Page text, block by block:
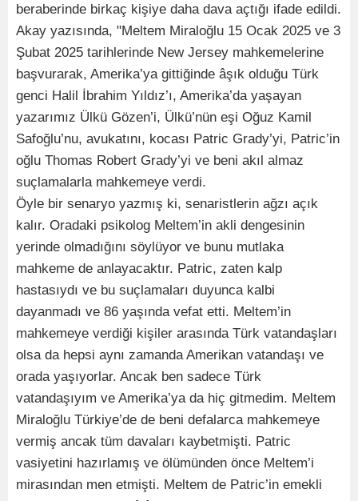
beraberinde birkaç kişiye daha dava açtığı ifade edildi.
Akay yazısında, "Meltem Miraloğlu 15 Ocak 2025 ve 3
Şubat 2025 tarihlerinde New Jersey mahkemelerine
başvurarak, Amerika’ya gittiğinde âşık olduğu Türk
genci Halil İbrahim Yıldız’ı, Amerika’da yaşayan
yazarımız Ülkü Gözen’i, Ülkü’nün eşi Oğuz Kamil
Safoğlu’nu, avukatını, kocası Patric Grady’yi, Patric’in
oğlu Thomas Robert Grady’yi ve beni akıl almaz
suçlamalarla mahkemeye verdi.
Öyle bir senaryo yazmış ki, senaristlerin ağzı açık
kalır. Oradaki psikolog Meltem’in akli dengesinin
yerinde olmadığını söylüyor ve bunu mutlaka
mahkeme de anlayacaktır. Patric, zaten kalp
hastasıydı ve bu suçlamaları duyunca kalbi
dayanmadı ve 86 yaşında vefat etti. Meltem’in
mahkemeye verdiği kişiler arasında Türk vatandaşları
olsa da hepsi aynı zamanda Amerikan vatandaşı ve
orada yaşıyorlar. Ancak ben sadece Türk
vatandaşıyım ve Amerika’ya da hiç gitmedim. Meltem
Miraloğlu Türkiye’de de beni defalarca mahkemeye
vermiş ancak tüm davaları kaybetmişti. Patric
vasiyetini hazırlamış ve ölümünden önce Meltem’i
mirasından men etmişti. Meltem de Patric’in emekli